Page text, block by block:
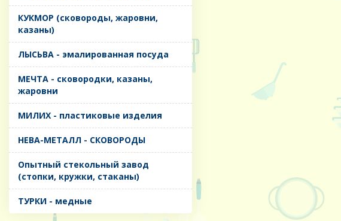
КУКМОР (сковороды, жаровни,
казаны)
ЛЫСЬВА - эмалированная посуда
МЕЧТА - сковородки, казаны,
жаровни
МИЛИХ - пластиковые изделия
НЕВА-МЕТАЛЛ - СКОВОРОДЫ
Опытный стекольный завод
(стопки, кружки, стаканы)
ТУРКИ - медные